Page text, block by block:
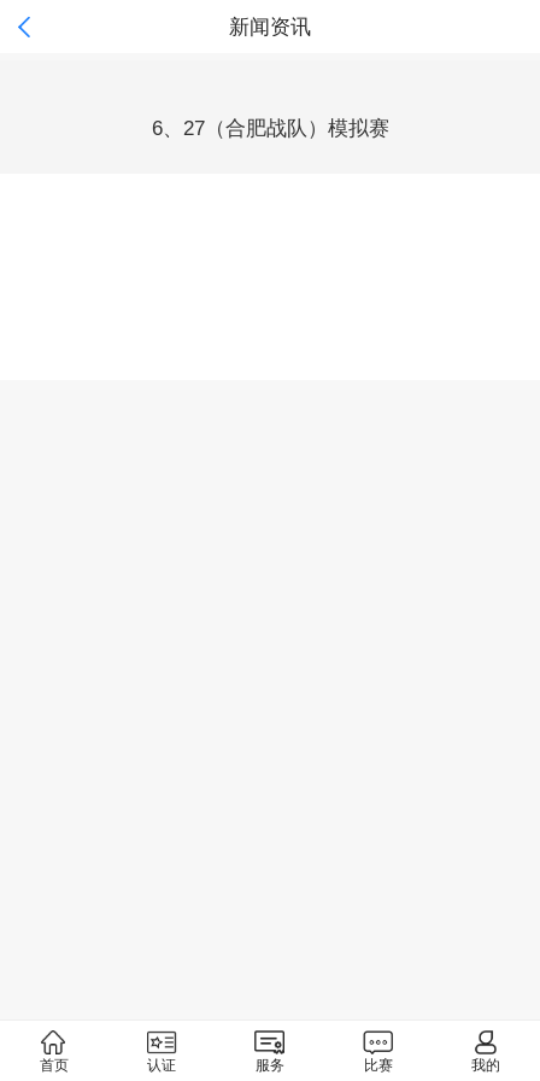
 新闻资讯
6、27（合肥战队）模拟赛
首页 认证 服务 比赛 我的